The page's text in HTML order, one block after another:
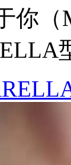
你（